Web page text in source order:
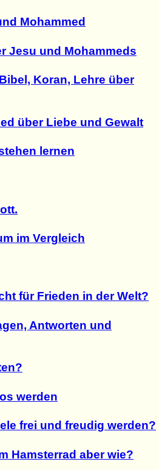
Mohammed
Jesu und Mohammeds
Koran, Lehre über
über Liebe und Gewalt
lernen
im Vergleich
für Frieden in der Welt?
Antworten und
werden
frei und freudig werden?
Hamsterrad aber wie?